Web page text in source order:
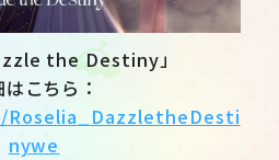
the Destiny」
こちら：
nywe